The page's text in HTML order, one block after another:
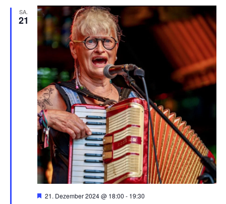
b
e
n
SA.
21
H
21. Dezember 2024 @ 18:00 - 19:30